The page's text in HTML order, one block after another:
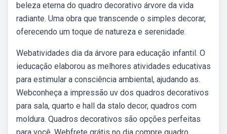
beleza eterna do quadro decorativo árvore da vida
radiante. Uma obra que transcende o simples decorar,
oferecendo um toque de natureza e serenidade.
Webatividades dia da árvore para educação infantil. O
ieducação elaborou as melhores atividades educativas
para estimular a consciência ambiental, ajudando as.
Webconheça a impressão uv dos quadros decorativos
para sala, quarto e hall da stalo decor, quadros com
moldura. Quadros decorativos são opções perfeitas